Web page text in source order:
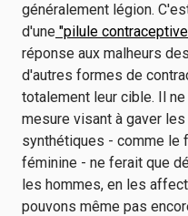
généralement légion.
d'une "pilule
réponse aux malheurs
d'autres formes de
totalement leur cible. Il
mesure visant à gaver
synthétiques - comme le
féminine - ne ferait que
les hommes, en les
pouvons même pas